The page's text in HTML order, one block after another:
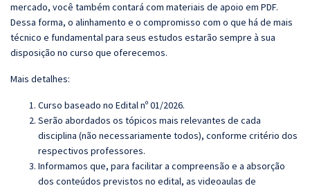
mercado, você também contará com materiais de apoio em PDF.
Dessa forma, o alinhamento e o compromisso com o que há de mais
técnico e fundamental para seus estudos estarão sempre à sua
disposição no curso que oferecemos.
Mais detalhes:
Curso baseado no Edital nº 01/2026.
Serão abordados os tópicos mais relevantes de cada
disciplina (não necessariamente todos), conforme critério dos
respectivos professores.
Informamos que, para facilitar a compreensão e a absorção
dos conteúdos previstos no edital, as videoaulas de